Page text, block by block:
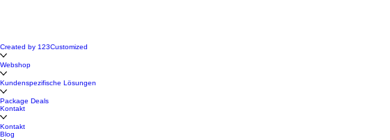
Created by 123Customized
Webshop
Kundenspezifische Lösungen
Package Deals
Kontakt
Kontakt
Blog